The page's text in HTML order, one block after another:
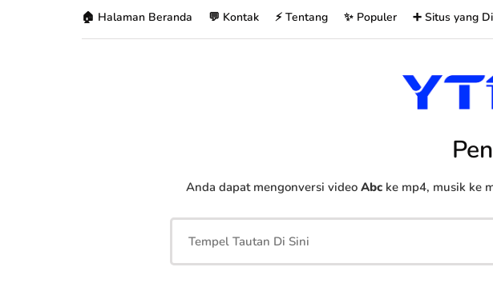
🏠 Halaman Beranda 💬 Kontak ⚡ Tentang ✨ Populer ➕ Situs yang
Anda dapat mengonversi video Abcke mp4, musik ke